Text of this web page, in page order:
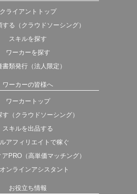
クライアントトップ
る（クラウドソーシング）
スキルを探す
ワーカーを探す
書類発行（法人限定）
ワーカーの皆様へ
ワーカートップ
（クラウドソーシング）
スキルを出品する
アフィリエイトで稼ぐ
PRO（高単価マッチング）
ンラインアシスタント
お役立ち情報